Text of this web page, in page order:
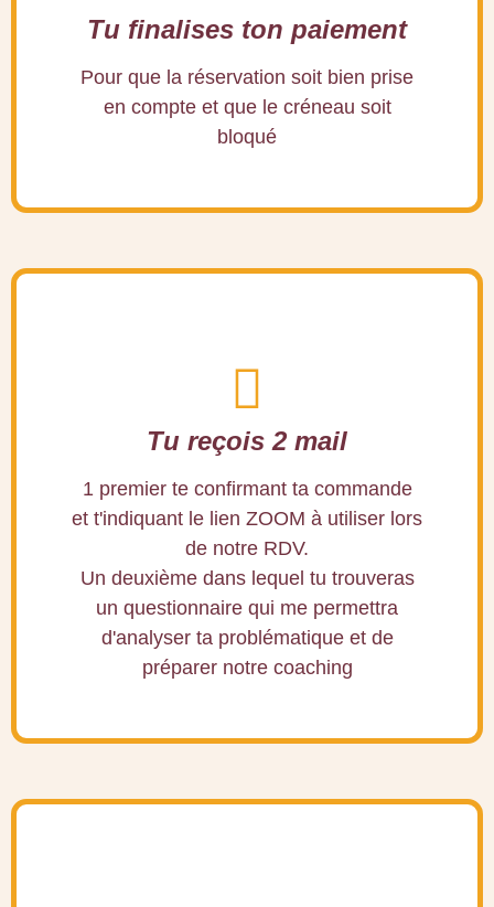
Tu finalises ton paiement
Pour que la réservation soit bien prise
en compte et que le créneau soit
bloqué
Tu reçois 2 mail
1 premier te confirmant ta commande
et t'indiquant le lien ZOOM à utiliser lors
de notre RDV.
Un deuxième dans lequel tu trouveras
un questionnaire qui me permettra
d'analyser ta problématique et de
préparer notre coaching